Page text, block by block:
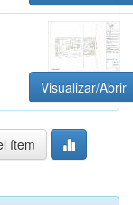
Visualizar/Abrir
ítem